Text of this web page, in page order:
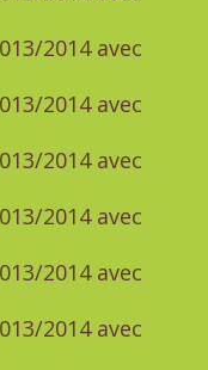
2014 avec
2014 avec
2014 avec
2014 avec
2014 avec
2014 avec